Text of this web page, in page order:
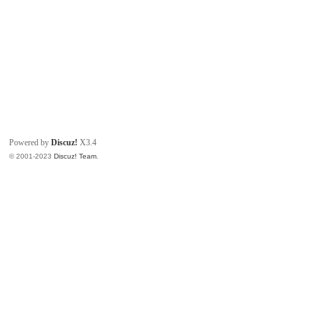
Powered byDiscuz! X3.4
© 2001-2023Discuz! Team